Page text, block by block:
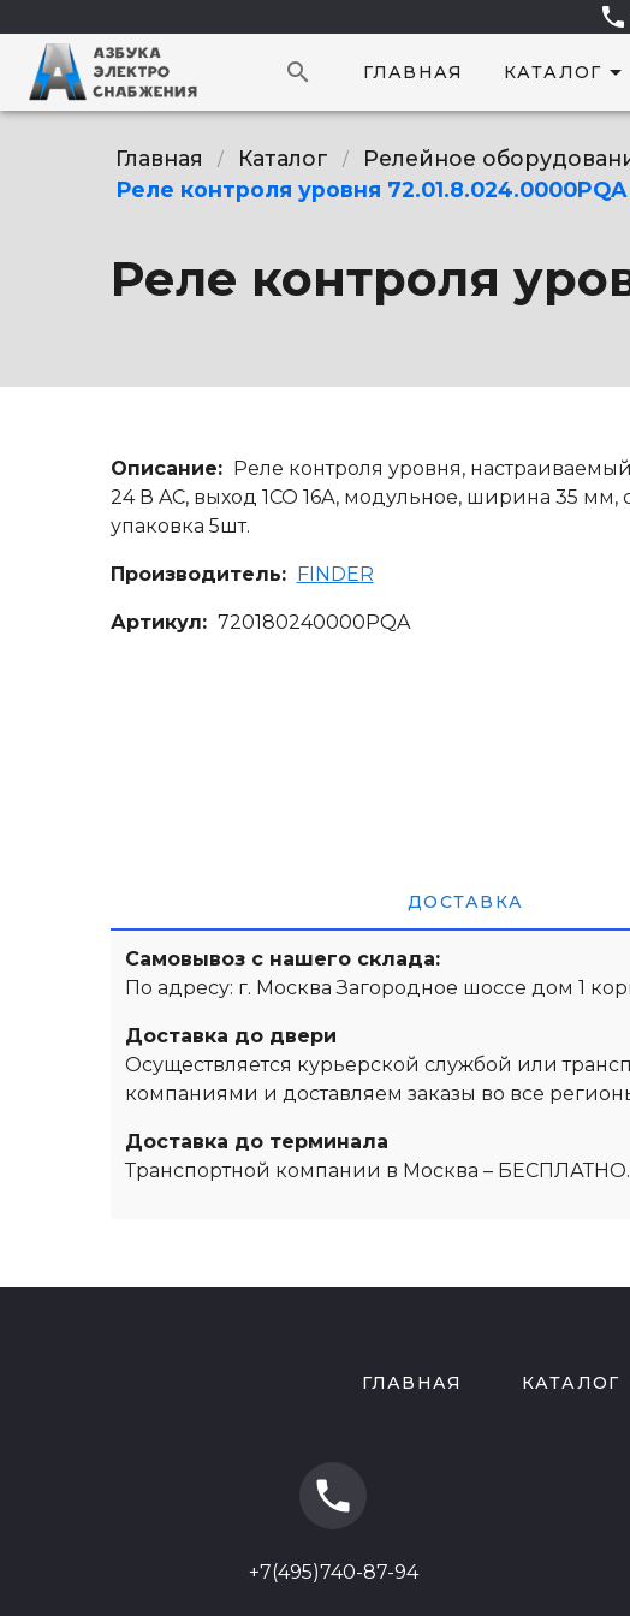
phone
search ГЛАВНАЯ КАТАЛОГ arrow_drop_down
Главная / Каталог / Релейное
Реле контроля уровня 72.01.8.024.0000PQA
Реле контроля
Описание: Реле контроля уровня,
24 В AC, выход 1CO 16А, модульное, ширина 35 мм,
упаковка 5шт.
Производитель: FINDER
Артикул: 720180240000PQA
ДОСТАВКА
Самовывоз с нашего склада:
По адресу: г. Москва Загородное шоссе дом 1
Доставка до двери
Осуществляется курьерской службой или
компаниями и доставляем заказы во все
Доставка до терминала
Транспортной компании в Москва – БЕСПЛАТНО.
ГЛАВНАЯ КАТАЛОГ
phone
+7(495)740-87-94